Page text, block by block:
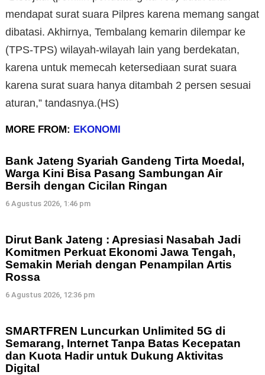
mendapat surat suara Pilpres karena memang sangat
dibatasi. Akhirnya, Tembalang kemarin dilempar ke
(TPS-TPS) wilayah-wilayah lain yang berdekatan,
karena untuk memecah ketersediaan surat suara
karena surat suara hanya ditambah 2 persen sesuai
aturan,” tandasnya.(HS)
MORE FROM: EKONOMI
Bank Jateng Syariah Gandeng Tirta Moedal,
Warga Kini Bisa Pasang Sambungan Air
Bersih dengan Cicilan Ringan
6 Agustus 2026, 1:46 pm
Dirut Bank Jateng : Apresiasi Nasabah Jadi
Komitmen Perkuat Ekonomi Jawa Tengah,
Semakin Meriah dengan Penampilan Artis
Rossa
6 Agustus 2026, 12:36 pm
SMARTFREN Luncurkan Unlimited 5G di
Semarang, Internet Tanpa Batas Kecepatan
dan Kuota Hadir untuk Dukung Aktivitas
Digital